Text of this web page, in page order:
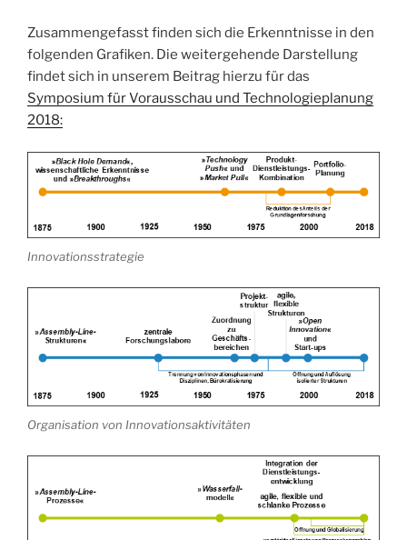
Zusammengefasst finden sich die Erkenntnisse in den
folgenden Grafiken. Die weitergehende Darstellung
findet sich in unserem Beitrag hierzu für das
Symposium für Vorausschau und Technologieplanung
2018:
Innovationsstrategie
Organisation von Innovationsaktivitäten